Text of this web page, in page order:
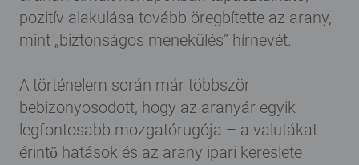
pozitív alakulása tovább öregbítette az arany,
mint „biztonságos menekülés” hírnevét.
A történelem során már többször
bebizonyosodott, hogy az aranyár egyik
legfontosabb mozgatórugója – a valutákat
érintő hatások és az arany ipari kereslete